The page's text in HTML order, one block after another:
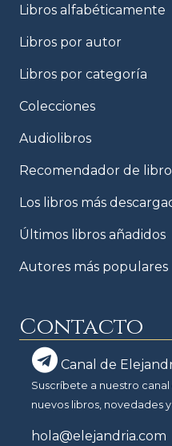
Libros alfabéticamente
Libros por autor
Libros por categoría
Colecciones
Audiolibros
Recomendador de
Los libros más
Últimos libros añadidos
Autores más populares
Contacto
Canal de
Suscríbete a nuestro
nuevos libros, novedades
hola@elejandria.com